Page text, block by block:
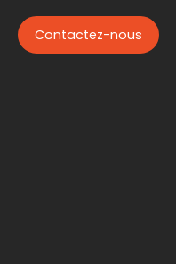
Contactez-nous